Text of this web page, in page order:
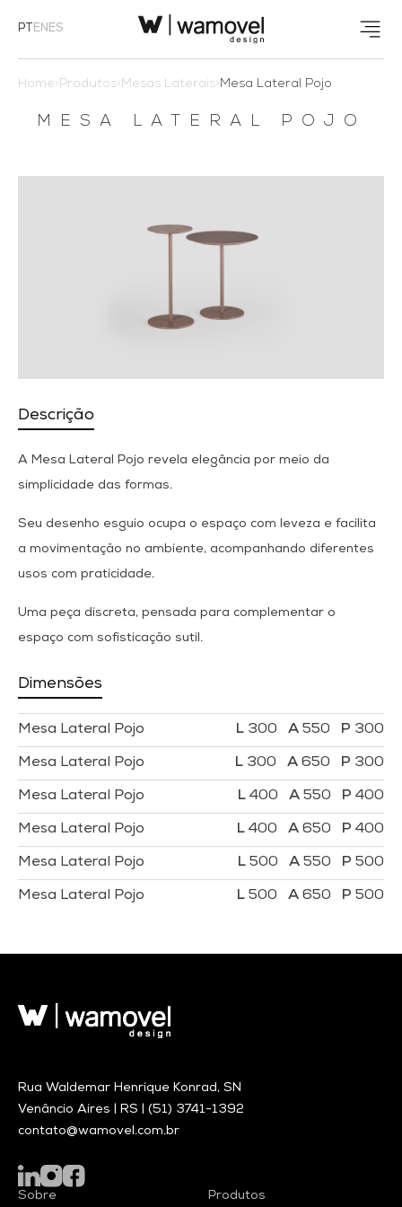
PT EN ES
Home>Produtos>Mesas Laterais>Mesa Lateral Pojo
MESA LATERAL POJO
Descrição
A Mesa Lateral Pojo revela elegância por meio da
simplicidade das formas.
Seu desenho esguio ocupa o espaço com leveza e facilita
a movimentação no ambiente, acompanhando diferentes
usos com praticidade.
Uma peça discreta, pensada para complementar o
espaço com sofisticação sutil.
Dimensões
Mesa Lateral Pojo 300 550 300
Mesa Lateral Pojo 300 650 300
Mesa Lateral Pojo 400 550 400
Mesa Lateral Pojo 400 650 400
Mesa Lateral Pojo 500 550 500
Mesa Lateral Pojo 500 650 500
Rua Waldemar Henrique Konrad, SN
Venâncio Aires | RS | (51) 3741-1392
contato@wamovel.com.br
Sobre
Produtos